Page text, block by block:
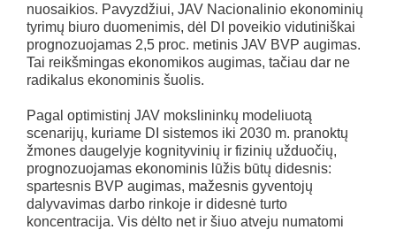
nuosaikios. Pavyzdžiui, JAV Nacionalinio ekonominių
tyrimų biuro duomenimis, dėl DI poveikio vidutiniškai
prognozuojamas 2,5 proc. metinis JAV BVP augimas.
Tai reikšmingas ekonomikos augimas, tačiau dar ne
radikalus ekonominis šuolis.
Pagal optimistinį JAV mokslininkų modeliuotą
scenarijų, kuriame DI sistemos iki 2030 m. pranoktų
žmones daugelyje kognityvinių ir fizinių užduočių,
prognozuojamas ekonominis lūžis būtų didesnis:
spartesnis BVP augimas, mažesnis gyventojų
dalyvavimas darbo rinkoje ir didesnė turto
koncentracija. Vis dėlto net ir šiuo atveju numatomi